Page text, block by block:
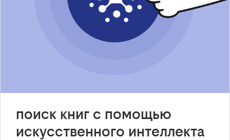
поиск книг с помощью
искусственного интеллекта